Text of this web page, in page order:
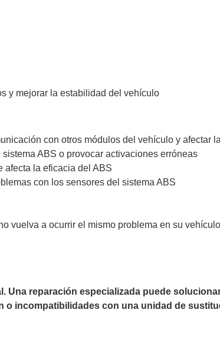
y mejorar la estabilidad del vehículo
con otros módulos del vehículo y afectar
ABS o provocar activaciones erróneas
afecta la eficacia del ABS
con los sensores del sistema ABS
vuelva a ocurrir el mismo problema en su
reparación especializada puede
incompatibilidades con una unidad de